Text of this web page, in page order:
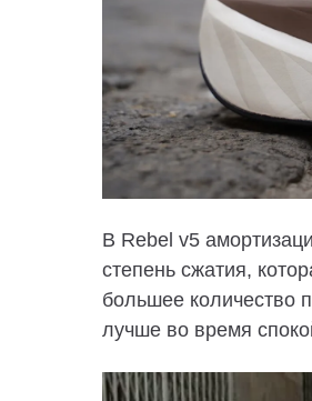
В Rebel v5
степень сжатия,
большее количество
лучше во время